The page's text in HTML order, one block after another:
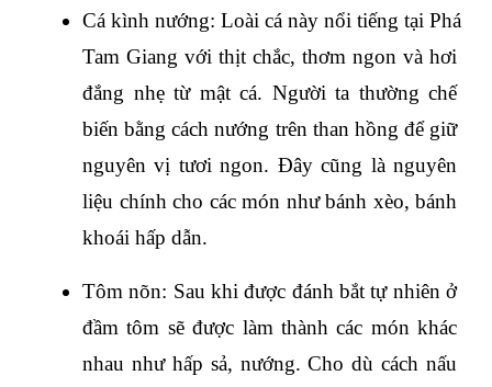
Cá kình nướng: Loài cá này nổi tiếng tại Phá
Tam Giang với thịt chắc, thơm ngon và hơi
đắng nhẹ từ mật cá. Người ta thường chế
biến bằng cách nướng trên than hồng để giữ
nguyên vị tươi ngon. Đây cũng là nguyên
liệu chính cho các món như bánh xèo, bánh
khoái hấp dẫn.
Tôm nõn: Sau khi được đánh bắt tự nhiên ở
đầm tôm sẽ được làm thành các món khác
nhau như hấp sả, nướng. Cho dù cách nấu